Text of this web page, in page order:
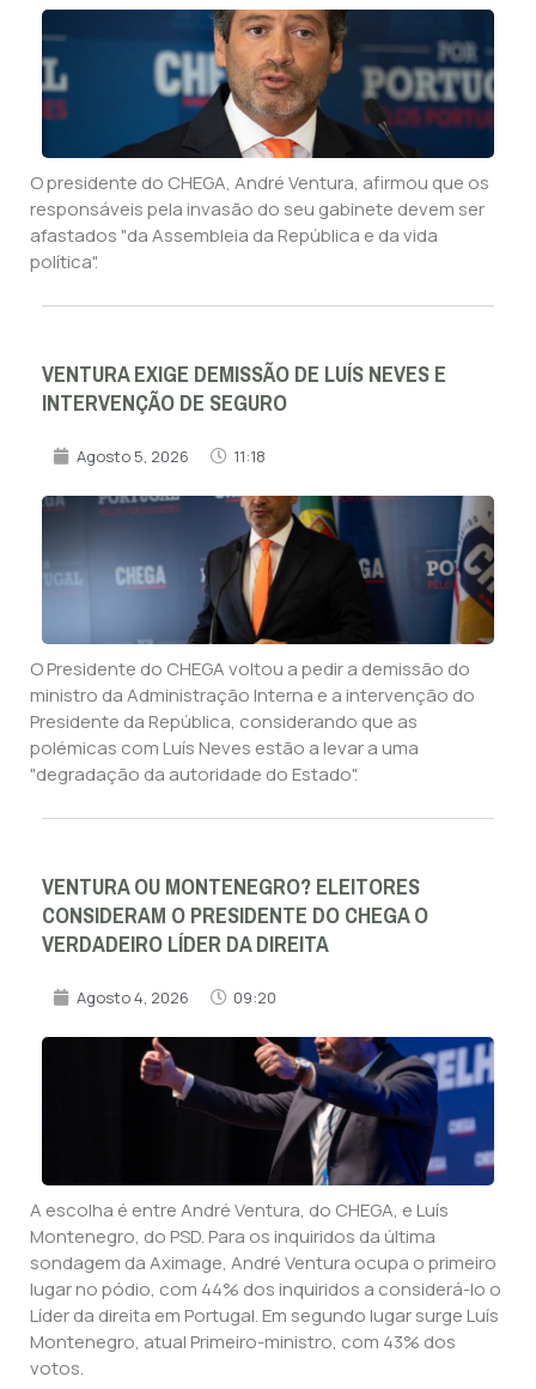
O presidente do CHEGA, André Ventura, afirmou que os
responsáveis pela invasão do seu gabinete devem ser
afastados "da Assembleia da República e da vida
política".
VENTURA EXIGE DEMISSÃO DE LUÍS NEVES E
INTERVENÇÃO DE SEGURO
Agosto 5, 2026 11:18
O Presidente do CHEGA voltou a pedir a demissão do
ministro da Administração Interna e a intervenção do
Presidente da República, considerando que as
polémicas com Luís Neves estão a levar a uma
"degradação da autoridade do Estado".
VENTURA OU MONTENEGRO? ELEITORES
CONSIDERAM O PRESIDENTE DO CHEGA O
VERDADEIRO LÍDER DA DIREITA
Agosto 4, 2026 09:20
A escolha é entre André Ventura, do CHEGA, e Luís
Montenegro, do PSD. Para os inquiridos da última
sondagem da Aximage, André Ventura ocupa o primeiro
lugar no pódio, com 44% dos inquiridos a considerá-lo o
Líder da direita em Portugal. Em segundo lugar surge Luís
Montenegro, atual Primeiro-ministro, com 43% dos
votos.